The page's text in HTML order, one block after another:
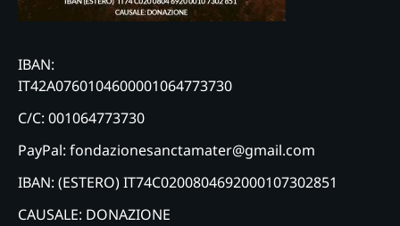
IBAN:
IT42A0760104600001064773730
C/C: 001064773730
PayPal: fondazionesanctamater@gmail.com
IBAN: (ESTERO) IT74C0200804692000107302851
CAUSALE: DONAZIONE